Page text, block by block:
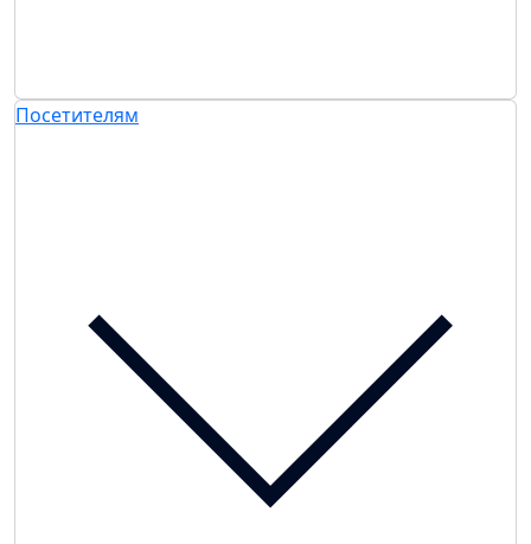
Посетителям